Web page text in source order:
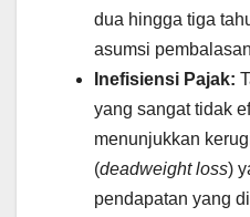
dua hingga tiga
asumsi
Inefisiensi Pajak:
yang sangat tidak
menunjukkan
(deadweight loss)
pendapatan yang